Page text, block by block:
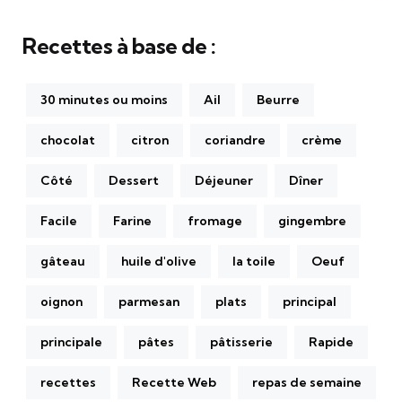
Recettes à base de :
30 minutes ou moins Ail Beurre
chocolat citron coriandre crème
Côté Dessert Déjeuner Dîner
Facile Farine fromage gingembre
gâteau huile d'olive la toile Oeuf
oignon parmesan plats principal
principale pâtes pâtisserie Rapide
recettes Recette Web repas de semaine